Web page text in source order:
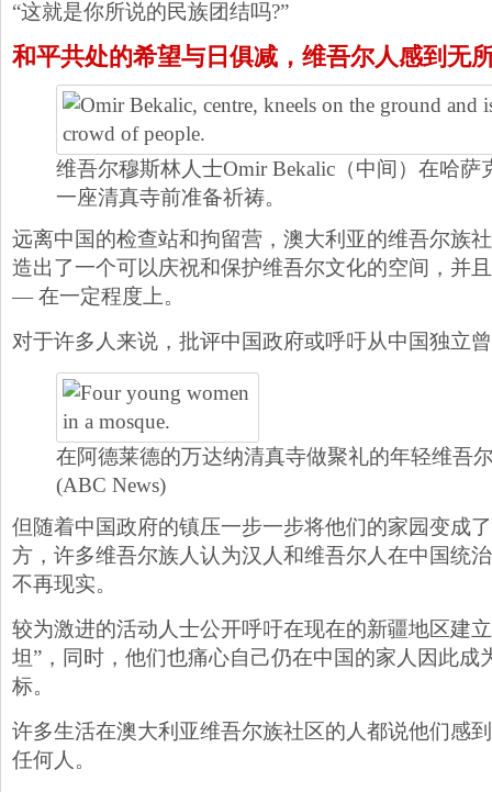
“这就是你所说的民族团结吗?”
和平共处的希望与日俱减，维吾尔人感到无
维吾尔穆斯林人士Omir Bekalic（中间）在哈萨
一座清真寺前准备祈祷。
远离中国的检查站和拘留营，澳大利亚的维吾尔族
造出了一个可以庆祝和保护维吾尔文化的空间，并
— 在一定程度上。
对于许多人来说，批评中国政府或呼吁从中国独立
在阿德莱德的万达纳清真寺做聚礼的年轻维吾
(ABC News)
但随着中国政府的镇压一步一步将他们的家园变成
方，许多维吾尔族人认为汉人和维吾尔人在中国统
不再现实。
较为激进的活动人士公开呼吁在现在的新疆地区建
坦”，同时，他们也痛心自己仍在中国的家人因此成
标。
许多生活在澳大利亚维吾尔族社区的人都说他们感
任何人。